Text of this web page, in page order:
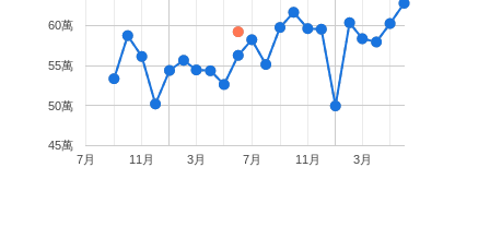
7月 11月 3月 7月 11月 3月
45萬
50萬
55萬
60萬